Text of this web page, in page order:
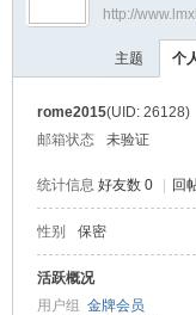
›
http://
主题 个
rome2015(UID: 26128)
邮箱状态
未验证
统计信息 好友数 0 回
性别 保密
活跃概况
用户组 金牌会员